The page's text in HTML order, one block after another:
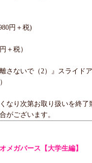
円＋税)
＋税）
さないで（2）』スライド
なり次第お取り扱いを終了
がございます。
メガバース【大学生編】